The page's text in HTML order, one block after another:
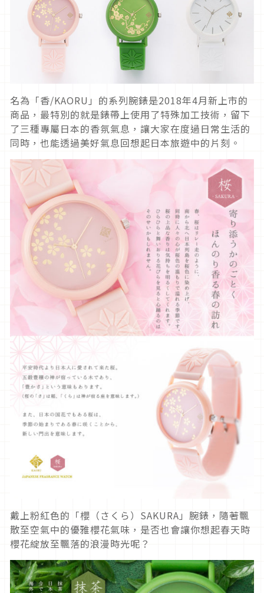
名為「香/KAORU」的系列腕錶是2018年4月新上市的
商品，最特別的就是錶帶上使用了特殊加工技術，留下
了三種專屬日本的香氛氣息，讓大家在度過日常生活的
同時，也能透過美好氣息回想起日本旅遊中的片刻。
戴上粉紅色的「櫻（さくら）SAKURA」腕錶，隨著飄
散至空氣中的優雅櫻花氣味，是否也會讓你想起春天時
櫻花綻放至飄落的浪漫時光呢？